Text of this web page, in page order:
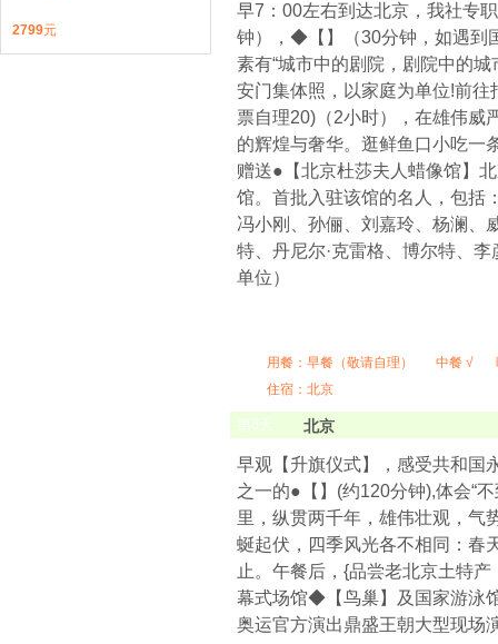
早7：00左右到达北京，我社专
钟），◆【】（30分钟，如遇到
素有“城市中的剧院，剧院中的
安门集体照，以家庭为单位!前
票自理20)（2小时），在雄伟威
的辉煌与奢华。逛鲜鱼口小吃一
赠送●【北京杜莎夫人蜡像馆】
馆。首批入驻该馆的名人，包括
冯小刚、孙俪、刘嘉玲、杨澜、
特、丹尼尔·克雷格、博尔特、
单位）
用餐： 早餐（敬请自理） 中餐 √
住宿：北京
第3天 北京
早观【升旗仪式】，感受共和国
之一的●【】(约120分钟),体会“
里，纵贯两千年，雄伟壮观，气
蜒起伏，四季风光各不相同：春
止。午餐后，{品尝老北京土特
幕式场馆◆【鸟巢】及国家游泳
奥运官方演出鼎盛王朝大型现场
2799元